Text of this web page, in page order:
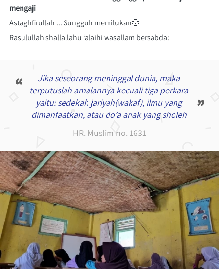
mengaji
Astaghfirullah ... Sungguh memilukan🥺
Rasulullah shallallahu ‘alaihi wasallam bersabda:
“
Jika seseorang meninggal dunia, maka
terputuslah amalannya kecuali tiga perkara
yaitu: sedekah jariyah(wakaf), ilmu yang
dimanfaatkan, atau do’a anak yang sholeh
”
HR. Muslim no. 1631